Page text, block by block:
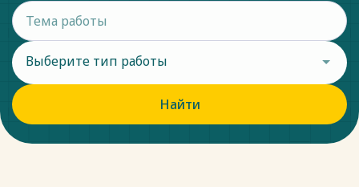
Выберите тип работы
Найти